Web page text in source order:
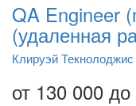
QA Engineer
(удаленная
Клируэй Текнолоджис
от 130 000